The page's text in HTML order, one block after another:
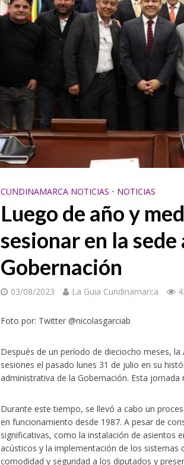
CUNDINAMARCA NOTICIAS • NOTICIAS
Luego de año y
sesionar en la
Gobernación
03/08/2023 La Guia Cundinamarca
Foto por: Twitter @nicolasgarciab
Después de un período de dieciocho meses,
sesiones el pasado lunes 31 de julio en su
administrativa de la Gobernación. Esta
Durante este tiempo, se llevó a cabo un
en funcionamiento desde 1987. A pesar de
significativas, como la instalación de asientos
acústicos y la implementación de los
comodidad y seguridad a los diputados y